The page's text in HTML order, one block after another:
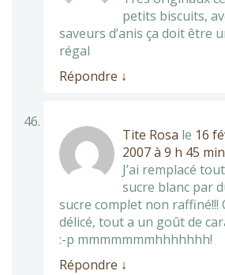
petits biscuits,
saveurs d’anis ça doit être
régal
Répondre ↓
Tite Rosa le 16
2007 à 9 h 45 min
J’ai remplacé
sucre blanc par
sucre complet non raffiné!!!
délicé, tout a un goût de
:-p mmmmmmmhhhhhhh!
Répondre ↓